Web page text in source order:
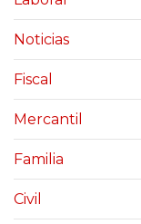
Noticias
Fiscal
Mercantil
Familia
Civil